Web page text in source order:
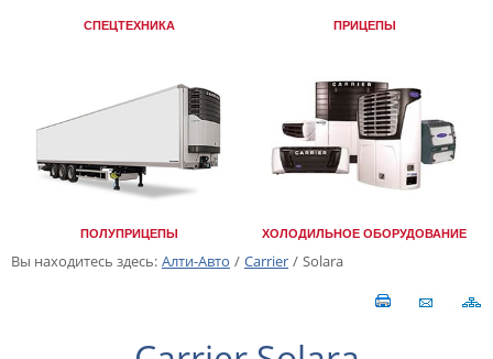
СПЕЦТЕХНИКА ПРИЦЕПЫ
ПОЛУПРИЦЕПЫ ХОЛОДИЛЬНОЕ ОБОРУДОВАНИЕ
Вы находитесь здесь: Алти-Авто / Carrier / Solara